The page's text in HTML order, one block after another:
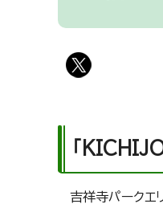
「
吉祥寺パーク